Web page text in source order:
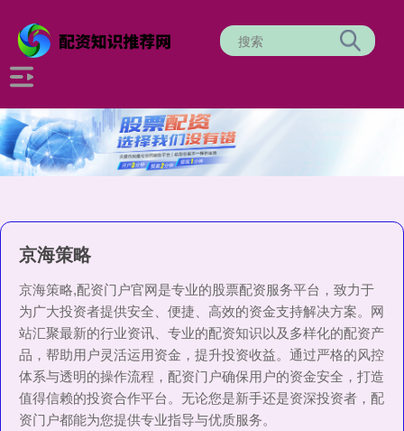
京海策略
京海策略,配资门户官网是专业的股票配资服务平台，致力于
为广大投资者提供安全、便捷、高效的资金支持解决方案。网
站汇聚最新的行业资讯、专业的配资知识以及多样化的配资产
品，帮助用户灵活运用资金，提升投资收益。通过严格的风控
体系与透明的操作流程，配资门户确保用户的资金安全，打造
值得信赖的投资合作平台。无论您是新手还是资深投资者，配
资门户都能为您提供专业指导与优质服务。